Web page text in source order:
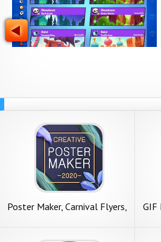
Poster Maker, Carnival Flyers,
GIF